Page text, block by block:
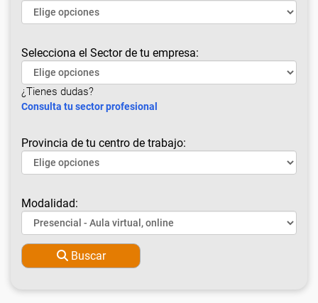
Selecciona el Sector de tu empresa:
¿Tienes dudas?
Consulta tu sector profesional
Provincia de tu centro de trabajo:
Modalidad:
Buscar